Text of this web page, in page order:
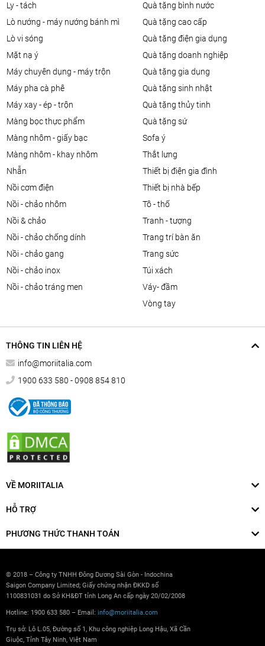
ly - tách
lò nướng - máy nướng bánh mì
lò vi sóng
mặt nạ ý
máy chuyên dụng - máy trộn
máy pha cà phê
máy xay - ép - trộn
màng bọc thực phẩm
màng nhôm - giấy bạc
màng nhôm - khay nhôm
nhẫn
nồi cơm điện
nồi - chảo nhôm
nồi & chảo
nồi - chảo chống dính
nồi - chảo gang
nồi - chảo inox
nồi - chảo tráng men
quà tặng bình nước
quà tặng cao cấp
quà tặng điện gia dụng
quà tặng doanh nghiệp
quà tặng gia dụng
quà tặng sinh nhật
quà tặng thủy tinh
quà tặng sứ
sofa ý
thắt lưng
thiết bị điện gia đình
thiết bị nhà bếp
tô - thố
tranh - tượng
trang trí bàn ăn
trang sức
túi xách
váy- đầm
vòng tay
THÔNG TIN LIÊN HỆ
info@moriitalia.com
1900 633 580 - 0908 854 810
VỀ MORIITALIA
HỖ TRỢ
PHƯƠNG THỨC THANH TOÁN
© 2018 – Công ty TNHH Đông Dương Sài Gòn - Indochina
Saigon Company Limited; Giấy chứng nhận ĐKKD số
1100831031 do Sở KH&ĐT tỉnh Long An cấp ngày 20/02/2008
Hotline: 1900 633 580 – Email: info@moriitalia.com
Trụ sở: Lô L.05, Đường số 1, Khu công nghiệp Long Hậu, Xã Cần
Giuộc, Tỉnh Tây Ninh, Việt Nam